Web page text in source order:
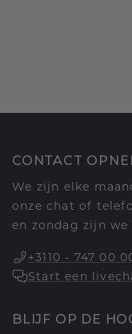
CONTACT
We zijn elke
onze chat of
en zondag zijn we
+3110 - 747 00
Start een
BLIJF OP DE